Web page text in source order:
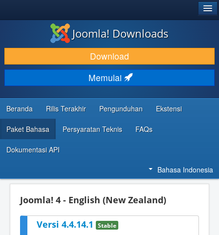
DOWNLOAD & KEMBANGKAN
TEMUKAN & PELAJARI
DUKUNGAN & KOMUNITAS
REFERENSI DEVELOPER
Joomla! Downloads
Download
Memulai
Beranda Rilis Terakhir Pengunduhan Ekstensi
Paket Bahasa Persyaratan Teknis FAQs
Dokumentasi API
Bahasa Indonesia
Joomla! 4 - English (New Zealand)
Versi 4.4.14.1 Stable